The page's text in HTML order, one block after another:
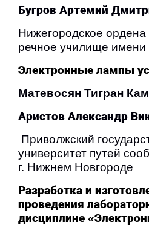
Бугров Артемий
Нижегородское ордена
речное училище
Электронные лампы
Матевосян Тигран
Аристов Александр
Приволжский
университет путей
г. Нижнем Новгороде
Разработка и
проведения
дисциплине